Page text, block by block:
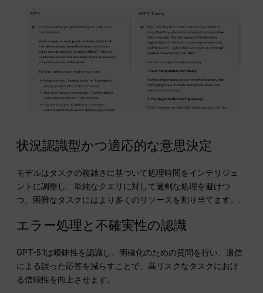
状況認識型かつ適応的な意思決定
モデルはタスクの複雑さに基づいて処理時間をインテリジェ
ントに調整し、単純なクエリに対して過剰な処理を避けつ
つ、困難なタスクにはより多くのリソースを割り当てます。.
エラー処理と不確実性の認識
GPT-5.1は曖昧性を認識し、明確化のための質問を行い、過信
による誤った応答を減らすことで、高リスクなタスクにおけ
る信頼性を向上させます。.